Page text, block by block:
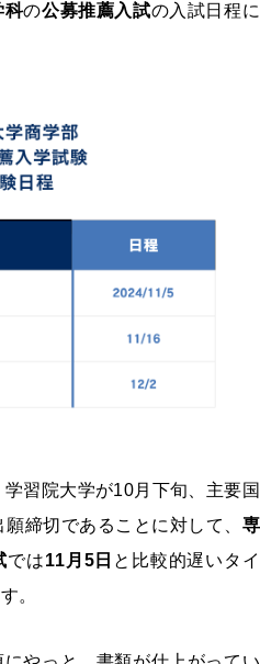
科の公募推薦入試の入試日程に
学習院大学が10月下旬、主要国
締切であることに対して、 専
では11月5日 と比較的遅いタイ
。